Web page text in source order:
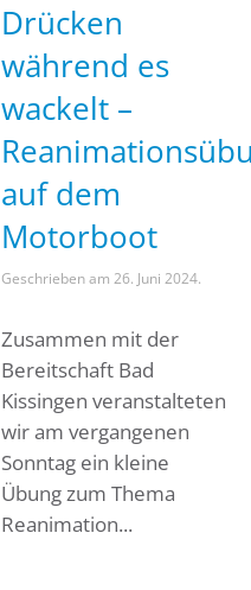
Drücken
während es
wackelt –
auf dem
Motorboot
Geschrieben am 26. Juni 2024.
Zusammen mit der
Bereitschaft Bad
Kissingen veranstalteten
wir am vergangenen
Sonntag ein kleine
Übung zum Thema
Reanimation...